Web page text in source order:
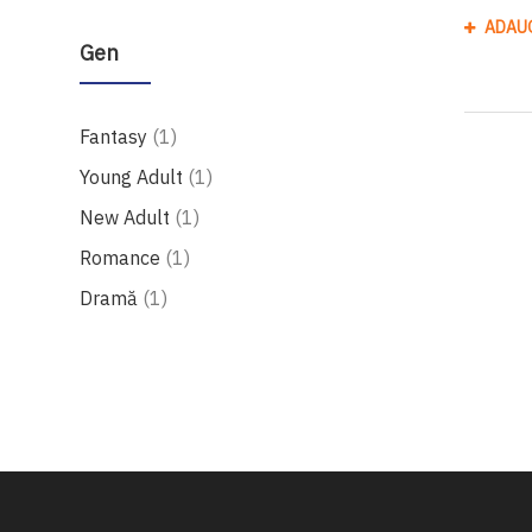
Gen
Fantasy 1produs
Young Adult 1produs
New Adult 1produs
Romance 1produs
Dramă
1produs